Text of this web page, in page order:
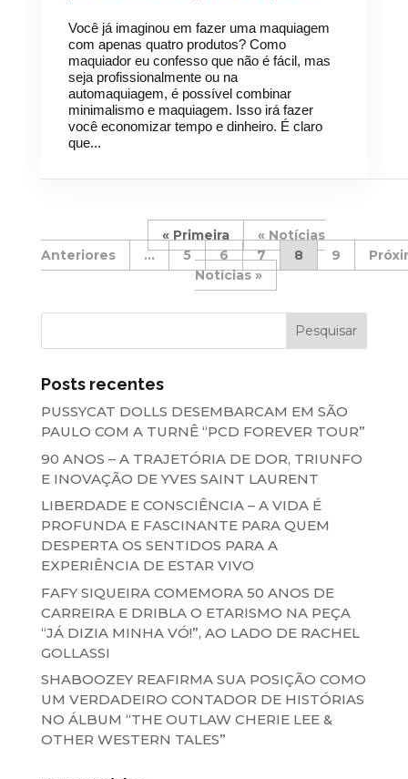
Você já imaginou em fazer uma maquiagem
com apenas quatro produtos? Como
maquiador eu confesso que não é fácil, mas
seja profissionalmente ou na
automaquiagem, é possível combinar
minimalismo e maquiagem. Isso irá fazer
você economizar tempo e dinheiro. É claro
que...
« Primeira
«
...
5 6 7 8
9
»
Posts recentes
PUSSYCAT DOLLS DESEMBARCAM EM SÃO
PAULO COM A TURNÊ “PCD FOREVER TOUR”
90 ANOS – A TRAJETÓRIA DE DOR, TRIUNFO
E INOVAÇÃO DE YVES SAINT LAURENT
LIBERDADE E CONSCIÊNCIA – A VIDA É
PROFUNDA E FASCINANTE PARA QUEM
DESPERTA OS SENTIDOS PARA A
EXPERIÊNCIA DE ESTAR VIVO
FAFY SIQUEIRA COMEMORA 50 ANOS DE
CARREIRA E DRIBLA O ETARISMO NA PEÇA
“JÁ DIZIA MINHA VÓ!”, AO LADO DE RACHEL
GOLLASSI
SHABOOZEY REAFIRMA SUA POSIÇÃO COMO
UM VERDADEIRO CONTADOR DE HISTÓRIAS
NO ÁLBUM “THE OUTLAW CHERIE LEE &
OTHER WESTERN TALES”